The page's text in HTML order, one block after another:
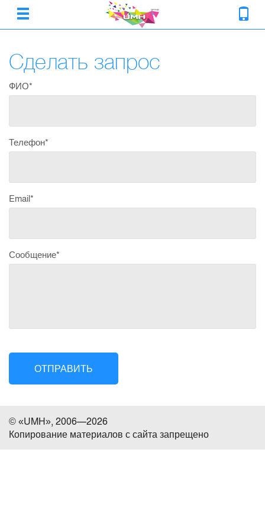
Сделать запрос
ФИО*
Телефон*
Email*
Сообщение*
ОТПРАВИТЬ
© «UMH», 2006—2026
Копирование материалов с сайта запрещено